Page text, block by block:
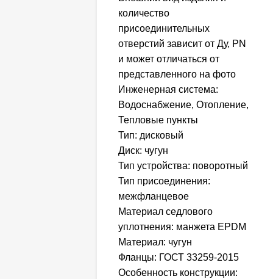
количество
присоединительных
отверстий зависит от Ду, PN
и может отличаться от
представленного на фото
Инженерная система:
Водоснабжение, Отопление,
Тепловые пункты
Тип: дисковый
Диск: чугун
Тип устройства: поворотный
Тип присоединения:
межфланцевое
Материал седлового
уплотнения: манжета EPDM
Материал: чугун
Фланцы: ГОСТ 33259-2015
Особенность конструкции: